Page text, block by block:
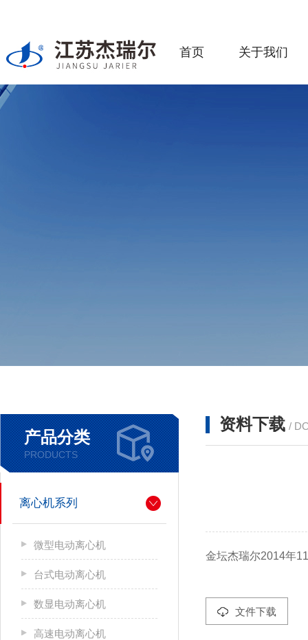
首页 关于我们
产品分类
PRODUCTS
离心机系列
微型电动离心机
台式电动离心机
数显电动离心机
高速电动离心机
资料下载 /
金坛杰瑞尔2014年
文件下载